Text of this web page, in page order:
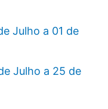
Julho a 01 de
Julho a 25 de